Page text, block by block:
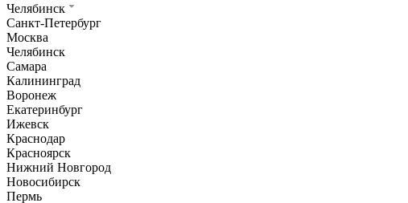
Челябинск
Санкт-Петербург
Москва
Челябинск
Самара
Калининград
Воронеж
Екатеринбург
Ижевск
Краснодар
Красноярск
Нижний Новгород
Новосибирск
Пермь